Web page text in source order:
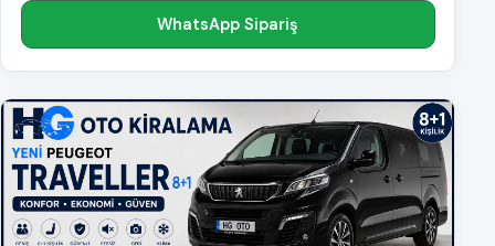
WhatsApp Sipariş